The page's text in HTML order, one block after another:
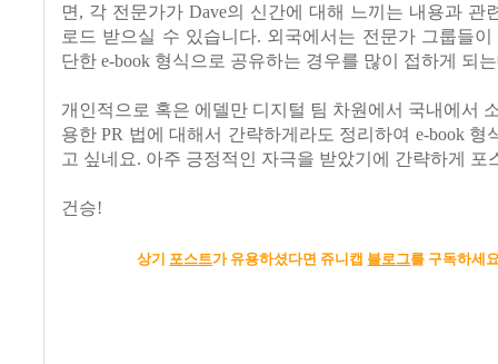
면, 각 전문가가 Dave의 신간에 대해 느끼는 내용과 관
로드 받으실 수 있습니다. 외국에서는 전문가 그룹들
단한 e-book 형식으로 공유하는 경우를 많이 접하게 되
개인적으로 혹은 에델만 디지털 팀 차원에서 국내에서
용한 PR 법에 대해서 간략하게라도 정리하여 e-book 형
고 싶네요. 아주 긍정적인 자극을 받았기에 간략하게 포
건승!
상기 포스트가 유용하셨다면 쥬니캡 블로그를 구독하세